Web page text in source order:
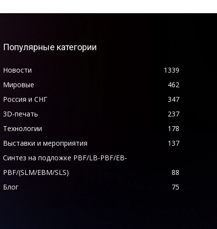
Популярные категории
Новости
1339
Мировые
462
Россия и СНГ
347
3D-печать
237
Технологии
178
Выставки и мероприятия
137
Синтез на подложке PBF/LB-PBF/EB-
PBF/(SLM/EBM/SLS)
88
Блог
75